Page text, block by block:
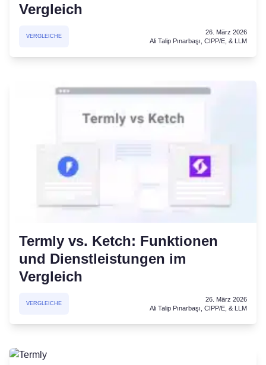
Vergleich
VERGLEICHE
26. März 2026
Ali Talip Pınarbaşı, CIPP/E, & LLM
Termly vs. Ketch: Funktionen
und Dienstleistungen im
Vergleich
VERGLEICHE
26. März 2026
Ali Talip Pınarbaşı, CIPP/E, & LLM